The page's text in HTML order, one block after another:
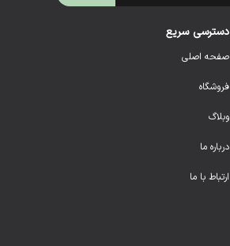
دسترسی سریع
صفحه اصلی
فروشگاه
وبلاگ
درباره ما
ارتباط با ما